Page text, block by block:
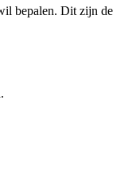
bepalen. Dit zijn de